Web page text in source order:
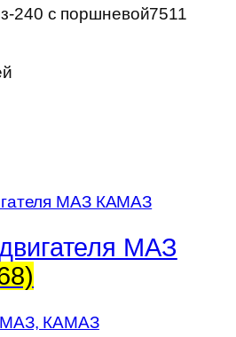
240 с поршневой7511
МАЗ